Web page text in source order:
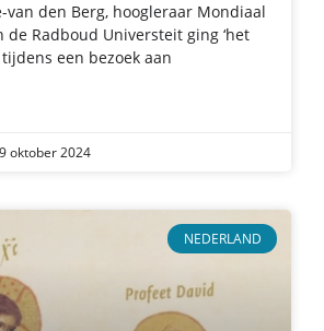
van den Berg, hoogleraar Mondiaal
de Radboud Universteit ging ‘het
een bezoek aan
oktober 2024
NEDERLAND